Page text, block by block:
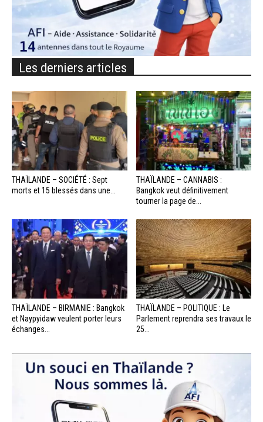
Les derniers articles
THAÏLANDE – SOCIÉTÉ : Sept
morts et 15 blessés dans une...
THAÏLANDE – CANNABIS :
Bangkok veut définitivement
tourner la page de...
THAÏLANDE – BIRMANIE : Bangkok
et Naypyidaw veulent porter leurs
échanges...
THAÏLANDE – POLITIQUE : Le
Parlement reprendra ses travaux le
25...